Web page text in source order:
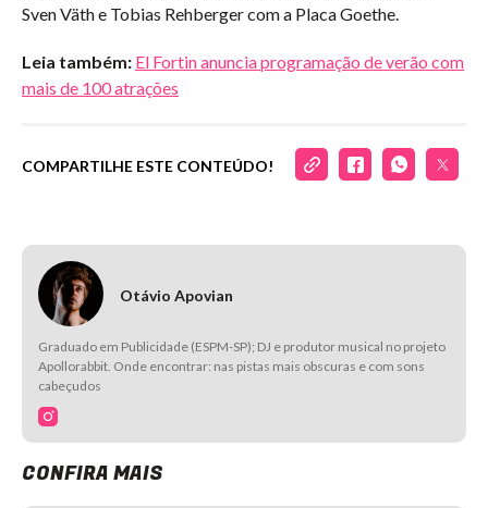
Sven Väth e Tobias Rehberger com a Placa Goethe.
Leia também: El Fortin anuncia programação de verão com
mais de 100 atrações
COMPARTILHE ESTE CONTEÚDO!
Otávio Apovian
Graduado em Publicidade (ESPM-SP); DJ e produtor musical no projeto
Apollorabbit. Onde encontrar: nas pistas mais obscuras e com sons
cabeçudos
CONFIRA MAIS